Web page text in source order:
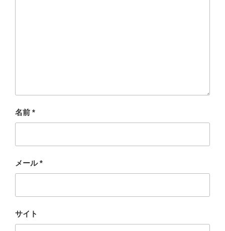
名前 *
メール*
サイト